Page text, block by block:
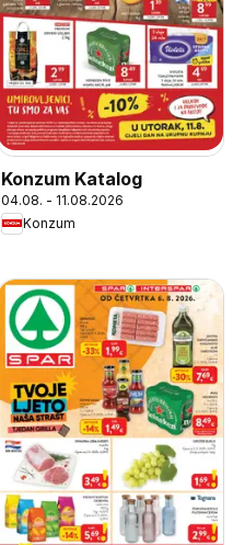
Konzum Katalog
04.08. - 11.08.2026
Konzum